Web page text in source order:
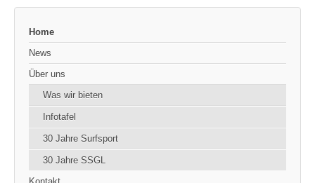
Home
News
Über uns
Was wir bieten
Infotafel
30 Jahre Surfsport
30 Jahre SSGL